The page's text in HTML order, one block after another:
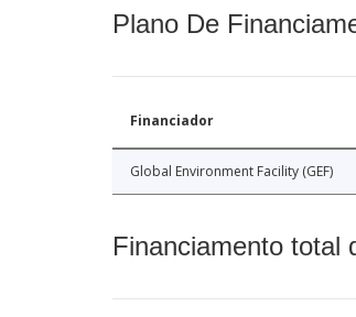
Plano De
Financiador
Global Environment Facility (GEF)
Financiamento total